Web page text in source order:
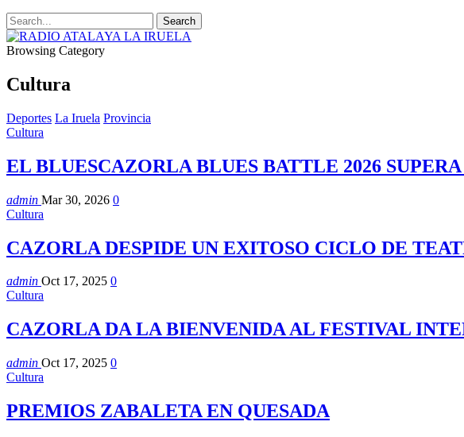
Browsing Category
Cultura
Deportes La Iruela Provincia
Cultura
EL BLUESCAZORLA BLUES BATTLE 2026
admin Mar 30, 2026 0
Cultura
CAZORLA DESPIDE UN EXITOSO CICLO DE
admin Oct 17, 2025 0
Cultura
CAZORLA DA LA BIENVENIDA AL FESTIVAL
admin Oct 17, 2025 0
Cultura
PREMIOS ZABALETA EN QUESADA